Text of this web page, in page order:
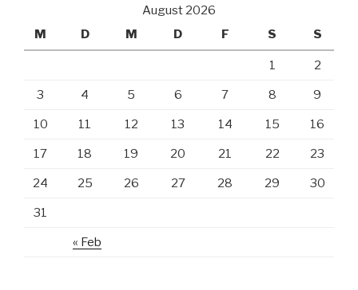
August 2026
M
D M D F S S
« Feb
1 2
3 4 5 6 7 8 9
10 11 12 13 14 15 16
17 18 19 20 21 22 23
24 25 26 27 28 29 30
31